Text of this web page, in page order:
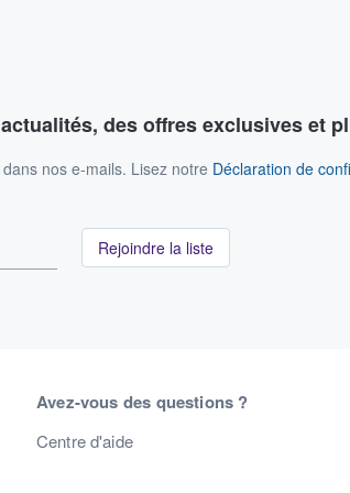
des offres exclusives et
nos e-mails. Lisez notre Déclaration de
Rejoindre la liste
Avez-vous des questions ?
Centre d'aide